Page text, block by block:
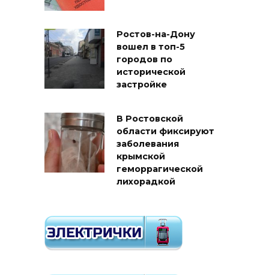
Ростов-на-Дону
вошел в топ-5
городов по
исторической
застройке
В Ростовской
области фиксируют
заболевания
крымской
геморрагической
лихорадкой